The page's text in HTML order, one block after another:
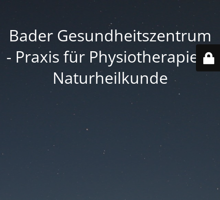
Bader Gesundheitszentrum
- Praxis für Physiotherapie &
Naturheilkunde